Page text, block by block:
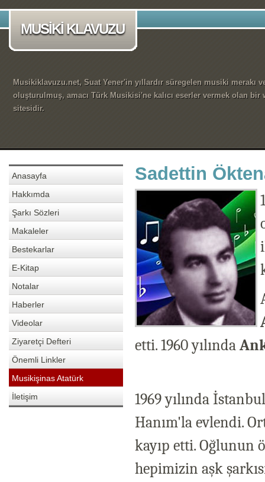
MUSİKİ KLAVUZU
Musikiklavuzu.net, Suat Yener'in yıllardır süregelen musiki merakı
oluşturulmuş, amacı Türk Musikisi'ne kalıcı eserler vermek olan bir
sitesidir.
Anasayfa
Hakkımda
Şarkı Sözleri
Makaleler
Bestekarlar
E-Kitap
Notalar
Haberler
Videolar
Ziyaretçi Defteri
Önemli Linkler
Musikişinas Atatürk
İletişim
Sadettin
etti. 1960 yılında
1969 yılında
Hanım'la evlendi.
kayıp etti. Oğlunun
hepimizin aşk